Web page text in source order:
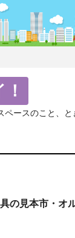
ペースのこと、
の見本市・オ